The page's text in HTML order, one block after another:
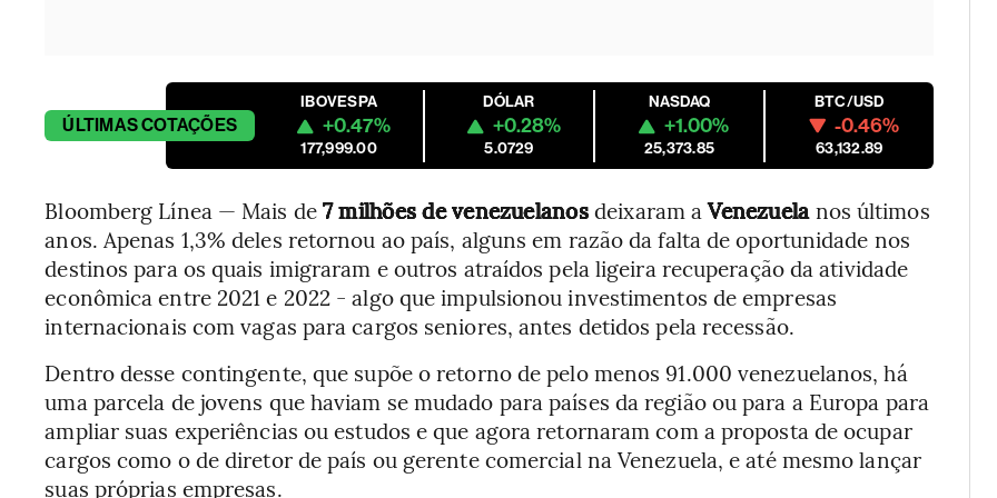
ÚLTIMASCOTAÇÕES
IBOVESPA
+0.47%
177,999.00
DÓLAR
+0.28%
5.0729
NASDAQ
+1.00%
25,373.85
BTC/USD
-0.46%
63,132.89
Bloomberg Línea — Mais de7 milhões de venezuelanosdeixaram aVenezuelanos últimos
anos. Apenas 1,3% deles retornou ao país, alguns em razão da falta de oportunidade nos
destinos para os quais imigraram e outros atraídos pela ligeira recuperação da atividade
econômica entre 2021 e 2022 - algo que impulsionou investimentos de empresas
internacionais com vagas para cargos seniores, antes detidos pela recessão.
Dentro desse contingente, que supõe o retorno de pelo menos 91.000 venezuelanos, há
uma parcela de jovens que haviam se mudado para países da região ou para a Europa para
ampliar suas experiências ou estudos e que agora retornaram com a proposta de ocupar
cargos como o de diretor de país ou gerente comercial na Venezuela, e até mesmo lançar
suas próprias empresas.